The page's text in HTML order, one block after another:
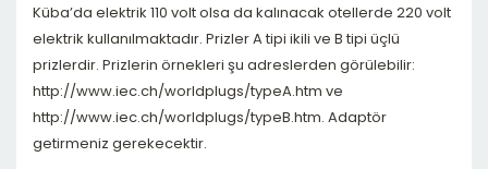
Küba’da elektrik 110 volt olsa da kalınacak otellerde 220 volt
elektrik kullanılmaktadır. Prizler A tipi ikili ve B tipi üçlü
prizlerdir. Prizlerin örnekleri şu adreslerden görülebilir:
http://www.iec.ch/worldplugs/typeA.htm ve
http://www.iec.ch/worldplugs/typeB.htm. Adaptör
getirmeniz gerekecektir.